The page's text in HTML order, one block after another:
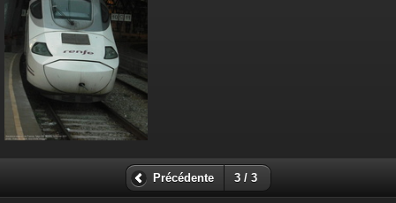
Précédente 3 / 3